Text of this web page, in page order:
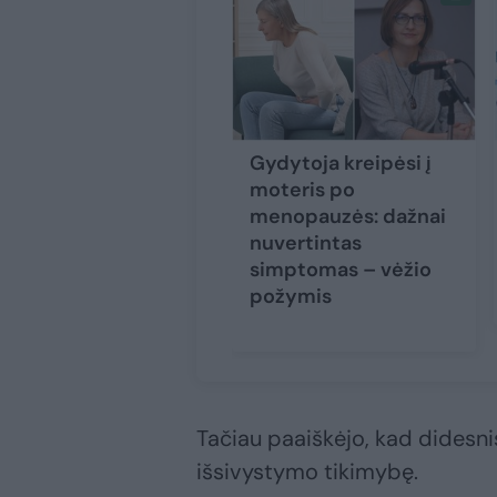
Gydytoja kreipėsi į
moteris po
menopauzės: dažnai
nuvertintas
simptomas – vėžio
požymis
Tačiau paaiškėjo, kad
išsivystymo tikimybę.